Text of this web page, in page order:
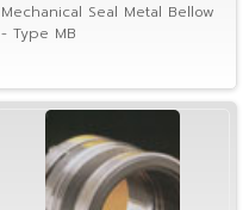
Mechanical Seal Metal Bellow
- Type MB